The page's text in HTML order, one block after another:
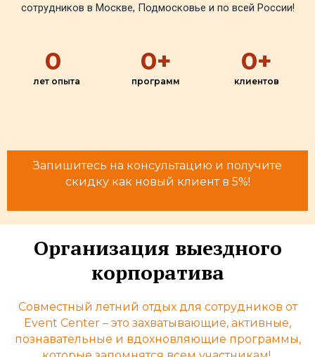
сотрудников в Москве, Подмосковье и по всей России!
0
лет опыта
0+
программ
0+
клиентов
Запишитесь на консультацию и получите
скидку как новый клиент в 5%!
Организация выездного
корпоратива
Совместный летний отдых для сотрудников от
Event Center – это захватывающие, активные,
познавательные и вдохновляющие программы,